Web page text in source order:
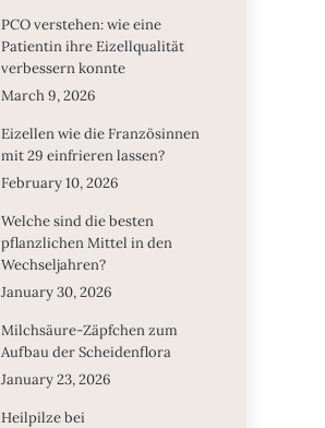
PCO verstehen: wie eine
Patientin ihre Eizellqualität
verbessern konnte
March 9, 2026
Eizellen wie die Französinnen
mit 29 einfrieren lassen?
February 10, 2026
Welche sind die besten
pflanzlichen Mittel in den
Wechseljahren?
January 30, 2026
Milchsäure-Zäpfchen zum
Aufbau der Scheidenflora
January 23, 2026
Heilpilze bei